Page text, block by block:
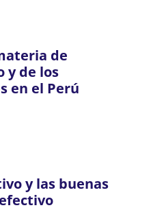
de
y de los
en el Perú
y las buenas